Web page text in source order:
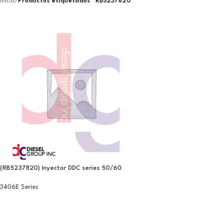
(RB5237820) Inyector DDC series 50/60
3406E Series